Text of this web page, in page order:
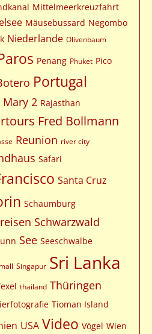
Mittelmeerkreuzfahrt
Mäusebussard Negombo
Niederlande Olivenbaum
Penang Phuket Pico
Portugal
Mary 2 Rajasthan
Fred Bollmann
Reunion river city
Safari
Santa Cruz
Schaumburg
Schwarzwald
See Seeschwalbe
Singapur Sri Lanka
thailand Thüringen
Tioman Island
USA Video Vögel Wien